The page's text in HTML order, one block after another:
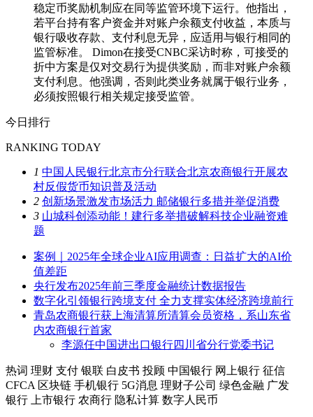
稳定币奖励机制应在同等监管环境下运行。他指出，
若平台持有客户资金并对账户余额支付收益，本质与
银行吸收存款、支付利息无异，应适用与银行相同的
监管标准。 Dimon在接受CNBC采访时称，可接受的
折中方案是仅对交易行为提供奖励，而非对账户余额
支付利息。他强调，否则此类业务就属于银行业务，
必须按照银行相关规定接受监管。
今日排行
RANKING TODAY
1 中国人民银行北京市分行联合北京农商银行开展农
村反假货币知识普及活动
2 创新场景激发市场活力 邮储银行多措并举促消费
3 山城科创添动能！建行多举措破解科技企业融资难
题
案例｜2025年全球企业AI应用调查：日益扩大的AI价
值差距
央行发布2025年前三季度金融统计数据报告
数字化引领银行跨境支付 全力支撑实体经济跨境前行
青岛农商银行获上海清算所清算会员资格，系山东省
内农商银行首家
李源任中国进出口银行四川省分行党委书记
热词 理财 支付 银联 白皮书 投顾 中国银行 网上银行 征信
CFCA 区块链 手机银行 5G消息 理财子公司 绿色金融 广发
银行
上市银行 农商行 隐私计算 数字人民币